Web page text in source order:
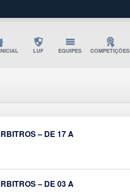
LUF EQUIPES COMPETIÇÕES
– DE 17 A
– DE 03 A